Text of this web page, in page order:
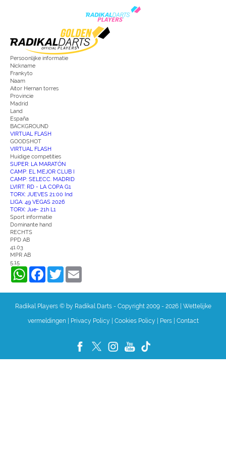
Persoonlijke informatie
Nickname
Frankyto
Naam
Aitor Hernan torres
Provincie
Madrid
Land
España
BACKGROUND
VIRTUAL FLASH
GOODSHOT
VIRTUAL FLASH
Huidige competities
SUPER: LA MARATÓN
CAMP: EL MEJOR CLUB I
CAMP: SELECC. MADRID
LVIRT: RD - LA COPA G1
TORX: JUEVES 21:00 Ind
LIGA: 49 VEGAS 2026
TORX: Jue- 21h L1
Sport informatie
Dominante hand
RECHTS
PPD AB
41.03
MPR AB
5.15
WhatsAppFacebookTwitter
Radikal Players © by Radikal Darts - Copyright 2009 - 2026 Wettelijke
vermeldingen| Privacy Policy Cookies Policy Pers| Contact